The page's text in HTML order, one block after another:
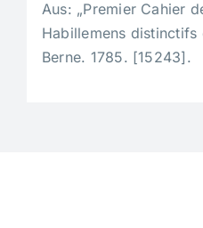
Aus: „Premier Cahier
Habillemens distinctifs
Berne. 1785. [15243].